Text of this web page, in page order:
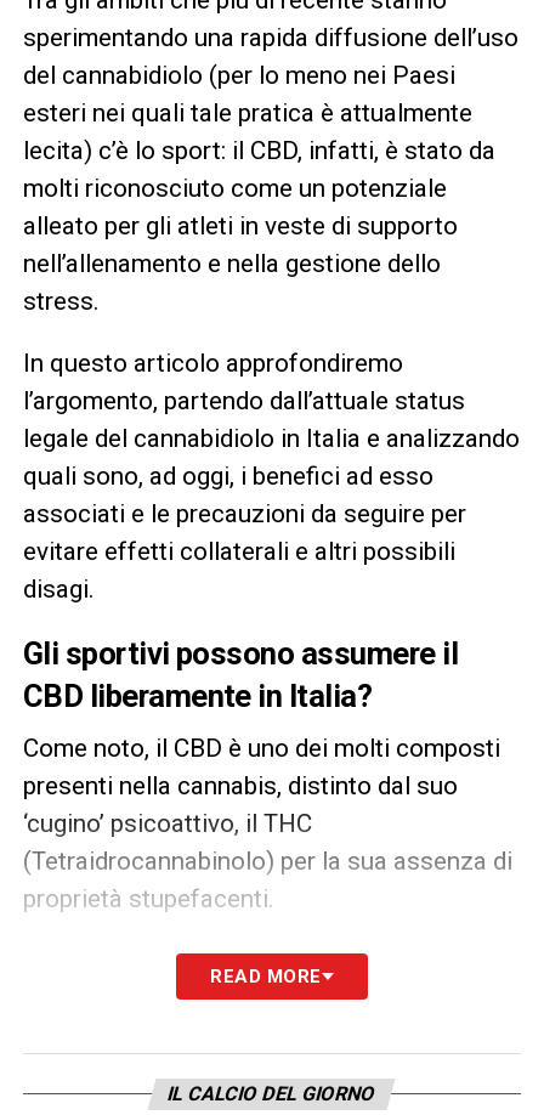
sperimentando una rapida diffusione dell’uso
del cannabidiolo (per lo meno nei Paesi
esteri nei quali tale pratica è attualmente
lecita) c’è lo sport: il CBD, infatti, è stato da
molti riconosciuto come un potenziale
alleato per gli atleti in veste di supporto
nell’allenamento e nella gestione dello
stress.
In questo articolo approfondiremo
l’argomento, partendo dall’attuale status
legale del cannabidiolo in Italia e analizzando
quali sono, ad oggi, i benefici ad esso
associati e le precauzioni da seguire per
evitare effetti collaterali e altri possibili
disagi.
Gli sportivi possono assumere il
CBD liberamente in Italia?
Come noto, il CBD è uno dei molti composti
presenti nella cannabis, distinto dal suo
‘cugino’ psicoattivo, il THC
(Tetraidrocannabinolo) per la sua assenza di
proprietà stupefacenti.
Allo stato attuale, in Italia l’acquisto dei
prodotti a base di questa molecola è legale
lo 0,2%: pertanto la logica porterebbe a
READ MORE
IL CALCIO DEL GIORNO